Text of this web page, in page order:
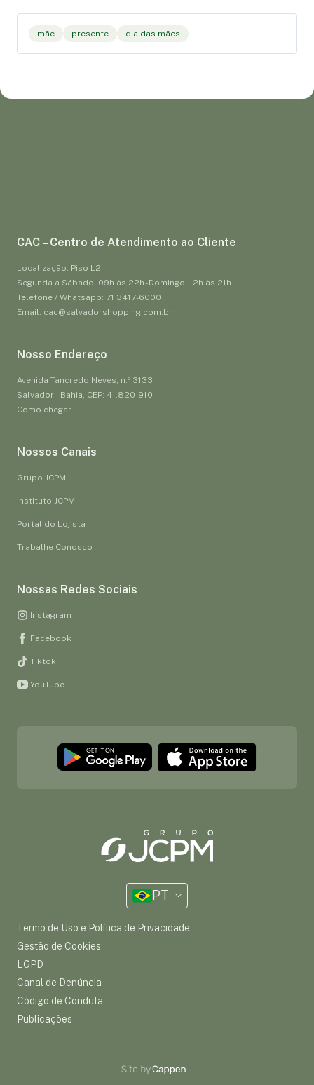
mãe presente dia das mães
CAC – Centro de Atendimento ao Cliente
Localização: Piso L2
Segunda a Sábado: 09h às 22h - Domingo: 12h às 21h
Telefone / Whatsapp: 71 3417-6000
Email: cac@salvadorshopping.com.br
Nosso Endereço
Avenida Tancredo Neves, n.º 3133
Salvador – Bahia, CEP: 41.820-910
Como chegar
Nossos Canais
Grupo JCPM
Instituto JCPM
Portal do Lojista
Trabalhe Conosco
Nossas Redes Sociais
Instagram
Facebook
Tiktok
YouTube
PT
Termo de Uso e Política de Privacidade
Gestão de Cookies
LGPD
Canal de Denúncia
Código de Conduta
Publicações